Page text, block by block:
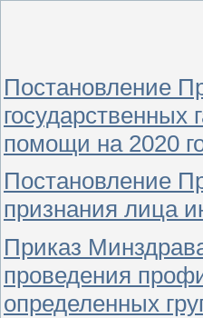
Постановление
государственных
помощи на 2020
Постановление
признания лица
Приказ
проведения
определенных